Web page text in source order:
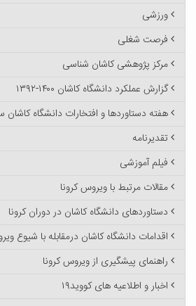
ورزشی
فرصت شغلی
مرکز پژوهشی کاشان شناسی
گزارش عملکرد دانشگاه کاشان ۱۴۰۰-۱۳۹۲
هفته دستاوردها و افتخارات دانشگاه کاشان سال
تقدیرنامه
فیلم آموزشی
مقالات مرتبط با ویروس کرونا
دستاوردهای دانشگاه کاشان در دوران کرونا
اقدامات دانشگاه کاشان درمقابله با شیوع
راهنمای پیشگیری از ویروس کرونا
اخبار و اطلاعیه های کووید۱۹